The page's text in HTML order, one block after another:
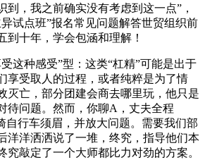
到，我之前确实没有考虑到这一点”，
试点班”报名常见问题解答世贸组织前
到十年，学会包涵和理解！
种感受”型：这类“杠精”可能是出于
享受取人的过程，或者纯粹是为了情
灭亡，部分团建会商去哪里玩，他只是
待问题。然而，你聊A，丈夫全程
自行车须眉，并放大问题。需要我们部
洋洋洒洒说了一堆，终究，指导他们本
究敲定了一个大师都比力对劲的方案。